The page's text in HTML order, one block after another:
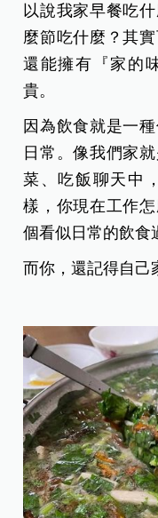
以說我家早餐吃
麼節吃什麼？其
還能擁有『家的
貴。
因為飲食就是一
日常。像我們家
菜、吃飯聊天中
樣，你現在工作
個看似日常的飲食
而你，還記得自己